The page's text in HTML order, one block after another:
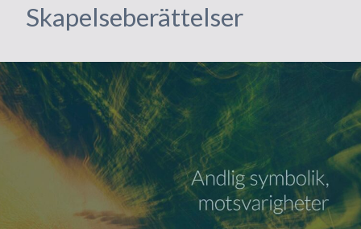
Skapelseberättelser